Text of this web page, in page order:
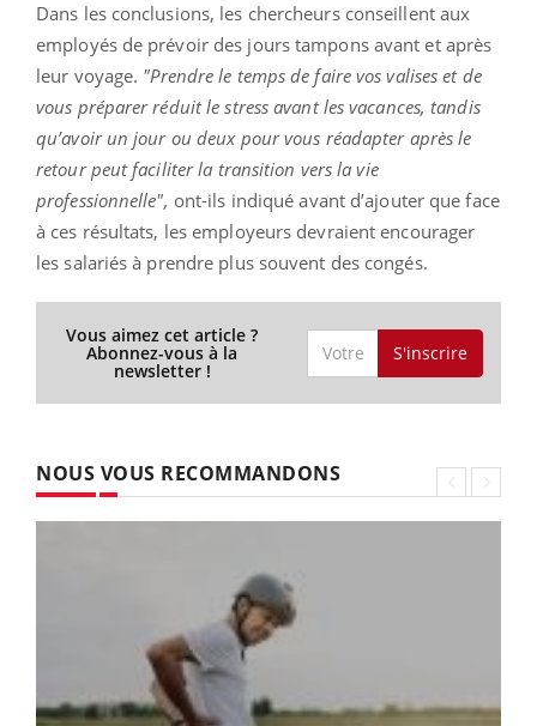
Dans les conclusions, les chercheurs conseillent aux
employés de prévoir des jours tampons avant et après
leur voyage. "Prendre le temps de faire vos valises et de
vous préparer réduit le stress avant les vacances, tandis
qu’avoir un jour ou deux pour vous réadapter après le
retour peut faciliter la transition vers la vie
professionnelle", ont-ils indiqué avant d’ajouter que face
à ces résultats, les employeurs devraient encourager
les salariés à prendre plus souvent des congés.
Vous aimez cet article ?
Abonnez-vous à la
newsletter !
S'inscrire
NOUS VOUS RECOMMANDONS